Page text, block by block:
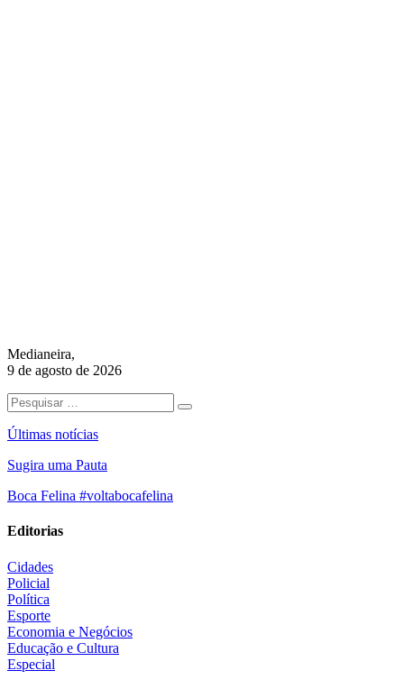
Medianeira,
9 de agosto de 2026
Últimas notícias
Sugira uma Pauta
Boca Felina #voltabocafelina
Editorias
Cidades
Policial
Política
Esporte
Economia e Negócios
Educação e Cultura
Especial